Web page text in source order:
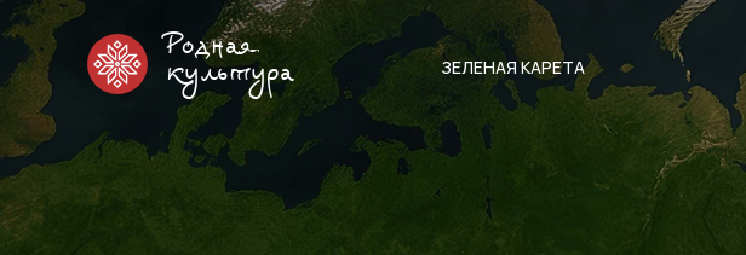
Родная
культура
ЗЕЛЕНАЯ КАРЕТА